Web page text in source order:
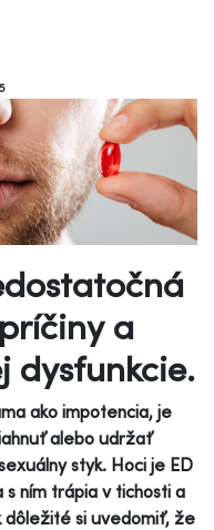
a
dysfunkcie.
ako impotencia, je
alebo udržať
styk. Hoci je ED
s ním trápia v tichosti a
dôležité si uvedomiť, že